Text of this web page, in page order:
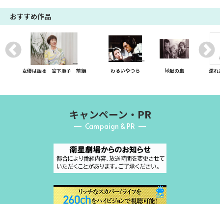
おすすめ作品
女優は語る 宮下順子 前編 わるいやつら 地獄の蟲 濡れ
キャンペーン・PR
Campaign & PR